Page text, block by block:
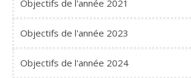
Objectifs de l'année 2021
Objectifs de l'année 2023
Objectifs de l'année 2024